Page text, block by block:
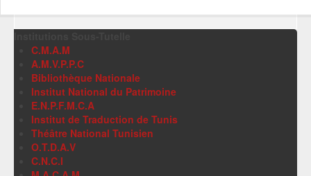
C.M.A.M
A.M.V.P.P.C
Bibliothèque Nationale
Institut National du Patrimoine
E.N.P.F.M.C.A
Institut de Traduction de Tunis
Théâtre National Tunisien
O.T.D.A.V
C.N.C.I